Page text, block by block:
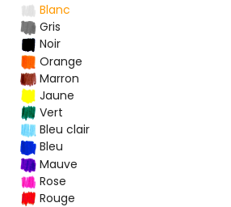
Blanc
Gris
Noir
Orange
Marron
Jaune
Vert
Bleu clair
Bleu
Mauve
Rose
Rouge